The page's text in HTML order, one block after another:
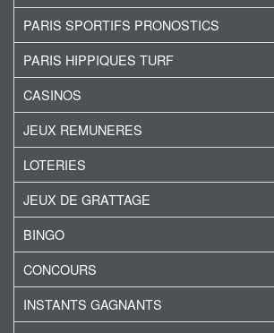
PARIS SPORTIFS PRONOSTICS
PARIS HIPPIQUES TURF
CASINOS
JEUX REMUNERES
LOTERIES
JEUX DE GRATTAGE
BINGO
CONCOURS
INSTANTS GAGNANTS